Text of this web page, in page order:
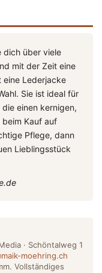
dich über viele
mit der Zeit eine
eine Lederjacke
Sie ist ideal für
einen kernigen,
Kauf auf
Pflege, dann
Lieblingsstück
· Schöntalweg 1
moehring.ch
Vollständiges